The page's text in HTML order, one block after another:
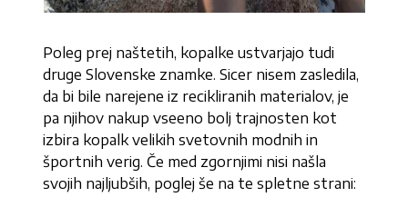
Poleg prej naštetih, kopalke ustvarjajo tudi
druge Slovenske znamke. Sicer nisem zasledila,
da bi bile narejene iz recikliranih materialov, je
pa njihov nakup vseeno bolj trajnosten kot
izbira kopalk velikih svetovnih modnih in
športnih verig. Če med zgornjimi nisi našla
svojih najljubših, poglej še na te spletne strani: